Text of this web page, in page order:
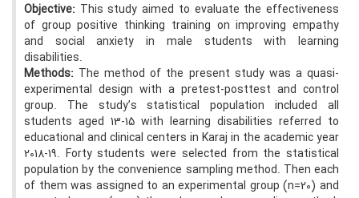
Objective: This study aimed to evaluate the effectiveness
of group positive thinking training on improving empathy
and social anxiety in male students with learning
disabilities.
Methods: The method of the present study was a quasi-
experimental design with a pretest-posttest and control
group. The study’s statistical population included all
students aged 13-15 with learning disabilities referred to
educational and clinical centers in Karaj in the academic year
2018-19. Forty students were selected from the statistical
population by the convenience sampling method. Then each
of them was assigned to an experimental group (n=20) and